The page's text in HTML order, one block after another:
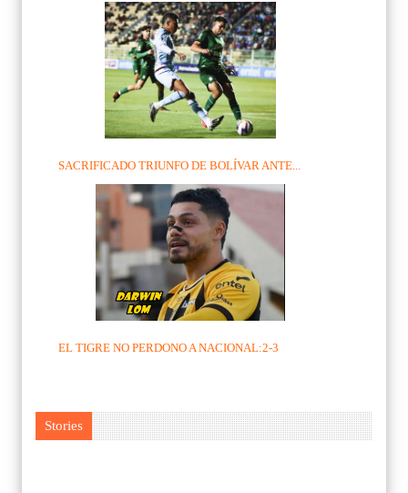
SACRIFICADO TRIUNFO DE BOLÍVAR ANTE...
EL TIGRE NO PERDONO A NACIONAL:2-3
Stories